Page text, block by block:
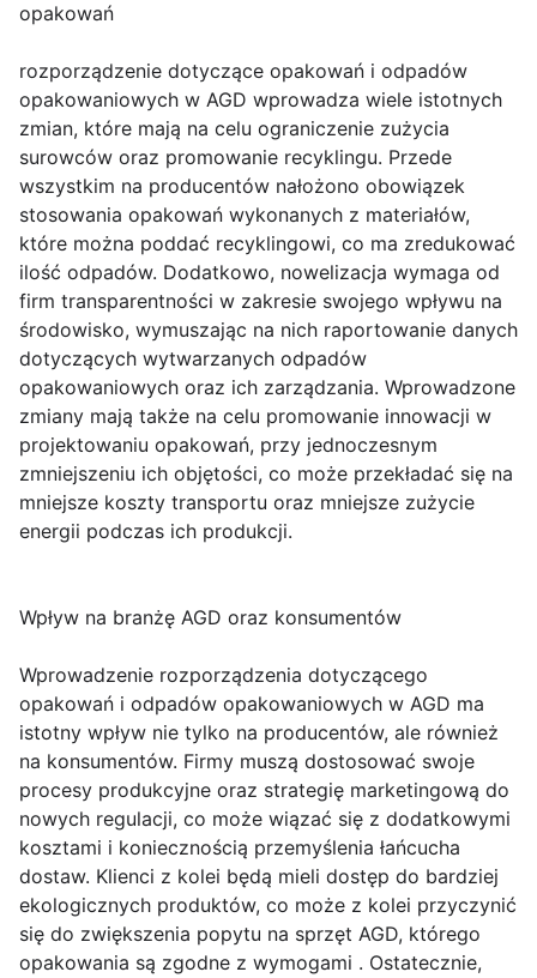
opakowań
rozporządzenie dotyczące opakowań i odpadów
opakowaniowych w AGD wprowadza wiele istotnych
zmian, które mają na celu ograniczenie zużycia
surowców oraz promowanie recyklingu. Przede
wszystkim na producentów nałożono obowiązek
stosowania opakowań wykonanych z materiałów,
które można poddać recyklingowi, co ma zredukować
ilość odpadów. Dodatkowo, nowelizacja wymaga od
firm transparentności w zakresie swojego wpływu na
środowisko, wymuszając na nich raportowanie danych
dotyczących wytwarzanych odpadów
opakowaniowych oraz ich zarządzania. Wprowadzone
zmiany mają także na celu promowanie innowacji w
projektowaniu opakowań, przy jednoczesnym
zmniejszeniu ich objętości, co może przekładać się na
mniejsze koszty transportu oraz mniejsze zużycie
energii podczas ich produkcji.
Wpływ na branżę AGD oraz konsumentów
Wprowadzenie rozporządzenia dotyczącego
opakowań i odpadów opakowaniowych w AGD ma
istotny wpływ nie tylko na producentów, ale również
na konsumentów. Firmy muszą dostosować swoje
procesy produkcyjne oraz strategię marketingową do
nowych regulacji, co może wiązać się z dodatkowymi
kosztami i koniecznością przemyślenia łańcucha
dostaw. Klienci z kolei będą mieli dostęp do bardziej
ekologicznych produktów, co może z kolei przyczynić
się do zwiększenia popytu na sprzęt AGD, którego
opakowania są zgodne z wymogami . Ostatecznie,